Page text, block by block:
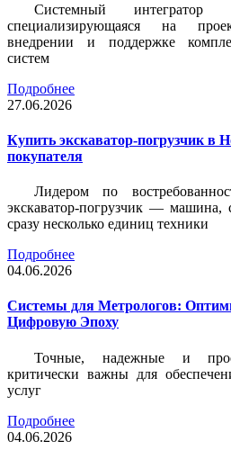
Системный
специализирующаяся на
внедрении и поддержке
систем
Подробнее
27.06.2026
Купить экскаватор-погрузчик в
покупателя
Лидером по
экскаватор-погрузчик — машина,
сразу несколько единиц техники
Подробнее
04.06.2026
Системы для Метрологов:
Цифровую Эпоху
Точные, надежные и
критически важны для
услуг
Подробнее
04.06.2026